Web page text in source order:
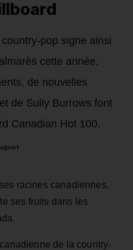
pop signe ainsi
cette année.
de nouvelles
de Sully Burrows font
Canadian Hot 100.
racines canadiennes,
ses fruits dans les
de la country-